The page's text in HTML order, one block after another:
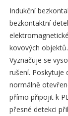
Indukční
bezkontaktní
kovových
Vyznačuje se
rušení. Poskytuje
normálně
přímo připojit k
přesné detekci